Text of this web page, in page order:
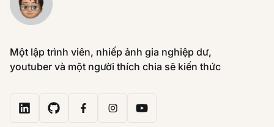
Một lập trình viên, nhiếp ảnh gia nghiệp dư,
youtuber và một người thích chia sẽ kiến thức